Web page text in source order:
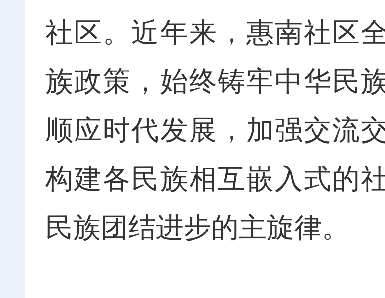
社区。近年来，惠南社区
族政策，始终铸牢中华民
顺应时代发展，加强交流
构建各民族相互嵌入式的
民族团结进步的主旋律。